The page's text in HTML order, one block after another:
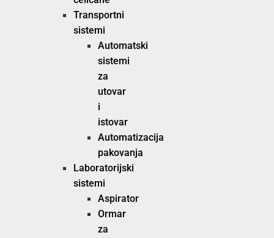
Transportni
sistemi
Automatski
sistemi
za
utovar
i
istovar
Automatizacija
pakovanja
Laboratorijski
sistemi
Aspirator
Ormar
za